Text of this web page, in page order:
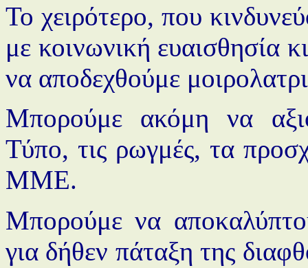
Το χειρότερο, που
με κοινωνική ευαισθησία
να αποδεχθούμε
Μπορούμε ακόμη να
Τύπο, τις ρωγμές, τα
ΜΜΕ.
Μπορούμε να
για δήθεν πάταξη της